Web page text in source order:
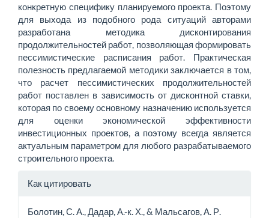
конкретную специфику планируемого проекта. Поэтому
для выхода из подобного рода ситуаций авторами
разработана методика дисконтирования
продолжительностей работ, позволяющая формировать
пессимистические расписания работ. Практическая
полезность предлагаемой методики заключается в том,
что расчет пессимистических продолжительностей
работ поставлен в зависимость от дисконтной ставки,
которая по своему основному назначению используется
для оценки экономической эффективности
инвестиционных проектов, а поэтому всегда является
актуальным параметром для любого разрабатываемого
строительного проекта.
Информация
Как цитировать
Болотин, С. А., Дадар, А.-к. Х., & Мальсагов, А. Р.